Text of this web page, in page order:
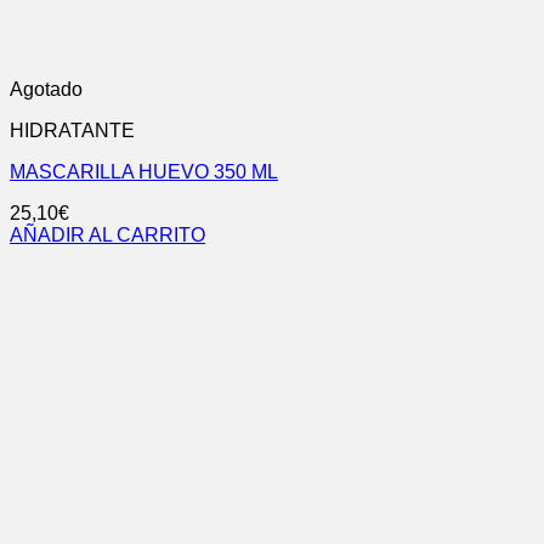
Agotado
HIDRATANTE
MASCARILLA HUEVO 350 ML
25,10€
AÑADIR AL CARRITO